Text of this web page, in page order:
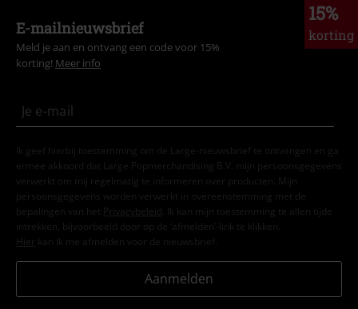
15%
korting
E-mailnieuwsbrief
Meld je aan en ontvang een code voor 15%
korting! Meer info
Ik geef hierbij toestemming om de Large-nieuwsbrief te ontvangen en ga
ermee akkoord dat Large Popmerchandising B.V. mijn persoonsgegevens
verwerkt om mij regelmatig te informeren over producten. Mijn
persoonsgegevens worden verwerkt in overeenstemming met de
bepalingen van het
Privacybeleid . Ik kan mijn toestemming te allen tijde
intrekken, bijvoorbeeld door op de ‘afmelden’-link te klikken.
Hier kan ik me afmelden voor de nieuwsbrief.
Aanmelden